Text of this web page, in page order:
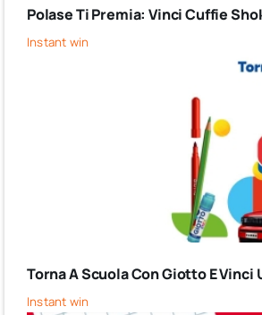
Polase Ti Premia: Vinci Cuffie
Instant win
Torna A Scuola Con Giotto E
Instant win